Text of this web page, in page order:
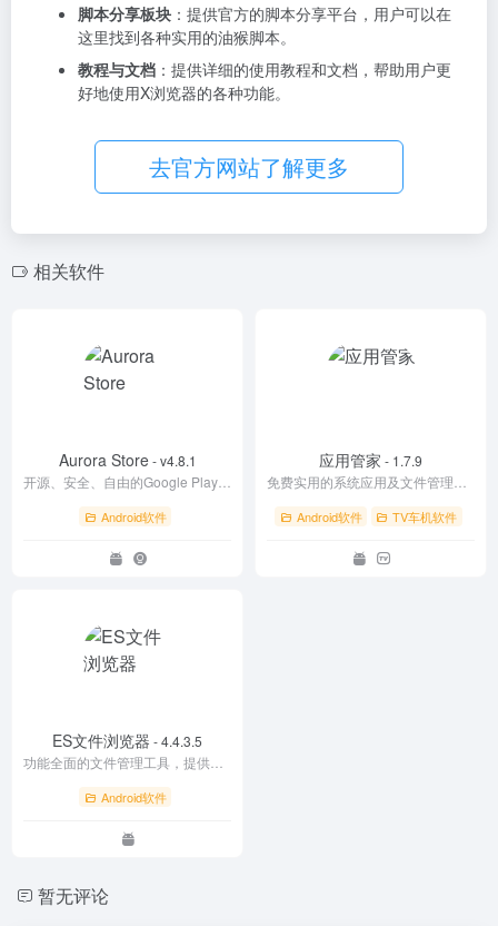
脚本分享板块 ：提供官方的脚本分享平台，用户可以在
这里找到各种实用的油猴脚本。
教程与文档 ：提供详细的使用教程和文档，帮助用户更
好地使用X浏览器的各种功能。
去官方网站了解更多
相关软件
Aurora Store- v4.8.1
Android软件
应用管家 - 1.7.9
Android软件 TV车机软件
ES文件浏览器 - 4.4.3.5
Android软件
暂无评论